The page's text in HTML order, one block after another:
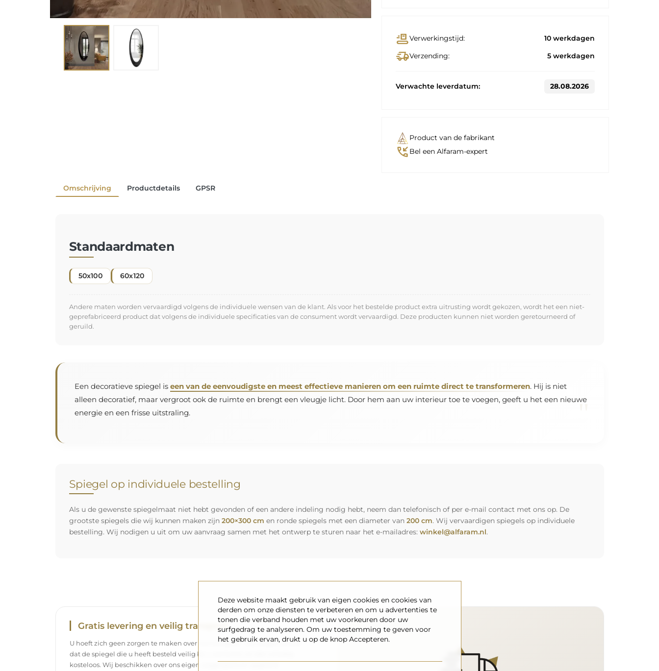
conveyor_beltVerwerkingstijd: 10 werkdagen
delivery_truck_speedVerzending: 5 werkdagen
Verwachte leverdatum: 28.08.2026
Product van de fabrikant
phone_callback Bel een Alfaram-expert
Omschrijving Productdetails GPSR
Standaardmaten
50x100 60x120
Andere maten worden vervaardigd volgens de individuele wensen van de klant. Als voor het bestelde product extra uitrusting wordt gekozen, wordt het een niet-
geprefabriceerd product dat volgens de individuele specificaties van de consument wordt vervaardigd. Deze producten kunnen niet worden geretourneerd of
geruild.
Een decoratieve spiegel is een van de eenvoudigste en meest effectieve manieren om een ruimte direct te transformeren. Hij is niet
alleen decoratief, maar vergroot ook de ruimte en brengt een vleugje licht. Door hem aan uw interieur toe te voegen, geeft u het een nieuwe
energie en een frisse uitstraling.
Spiegel op individuele bestelling
Als u de gewenste spiegelmaat niet hebt gevonden of een andere indeling nodig hebt, neem dan telefonisch of per e-mail contact met ons op. De
grootste spiegels die wij kunnen maken zijn 200×300 cm en ronde spiegels met een diameter van 200 cm. Wij vervaardigen spiegels op individuele
bestelling. Wij nodigen u uit om uw aanvraag samen met het ontwerp te sturen naar het e-mailadres: winkel@alfaram.nl.
Gratis levering en veilig transport
U hoeft zich geen zorgen te maken over het transport – wij zorgen ervoor
dat de spiegel die u heeft besteld veilig bij u aankomt, en dat volledig
kosteloos. Wij beschikken over ons eigen wagenpark en opgeleid
Deze website maakt gebruik van eigen cookies en cookies van
derden om onze diensten te verbeteren en om u advertenties te
tonen die verband houden met uw voorkeuren door uw
surfgedrag te analyseren. Om uw toestemming te geven voor
het gebruik ervan, drukt u op de knop Accepteren.